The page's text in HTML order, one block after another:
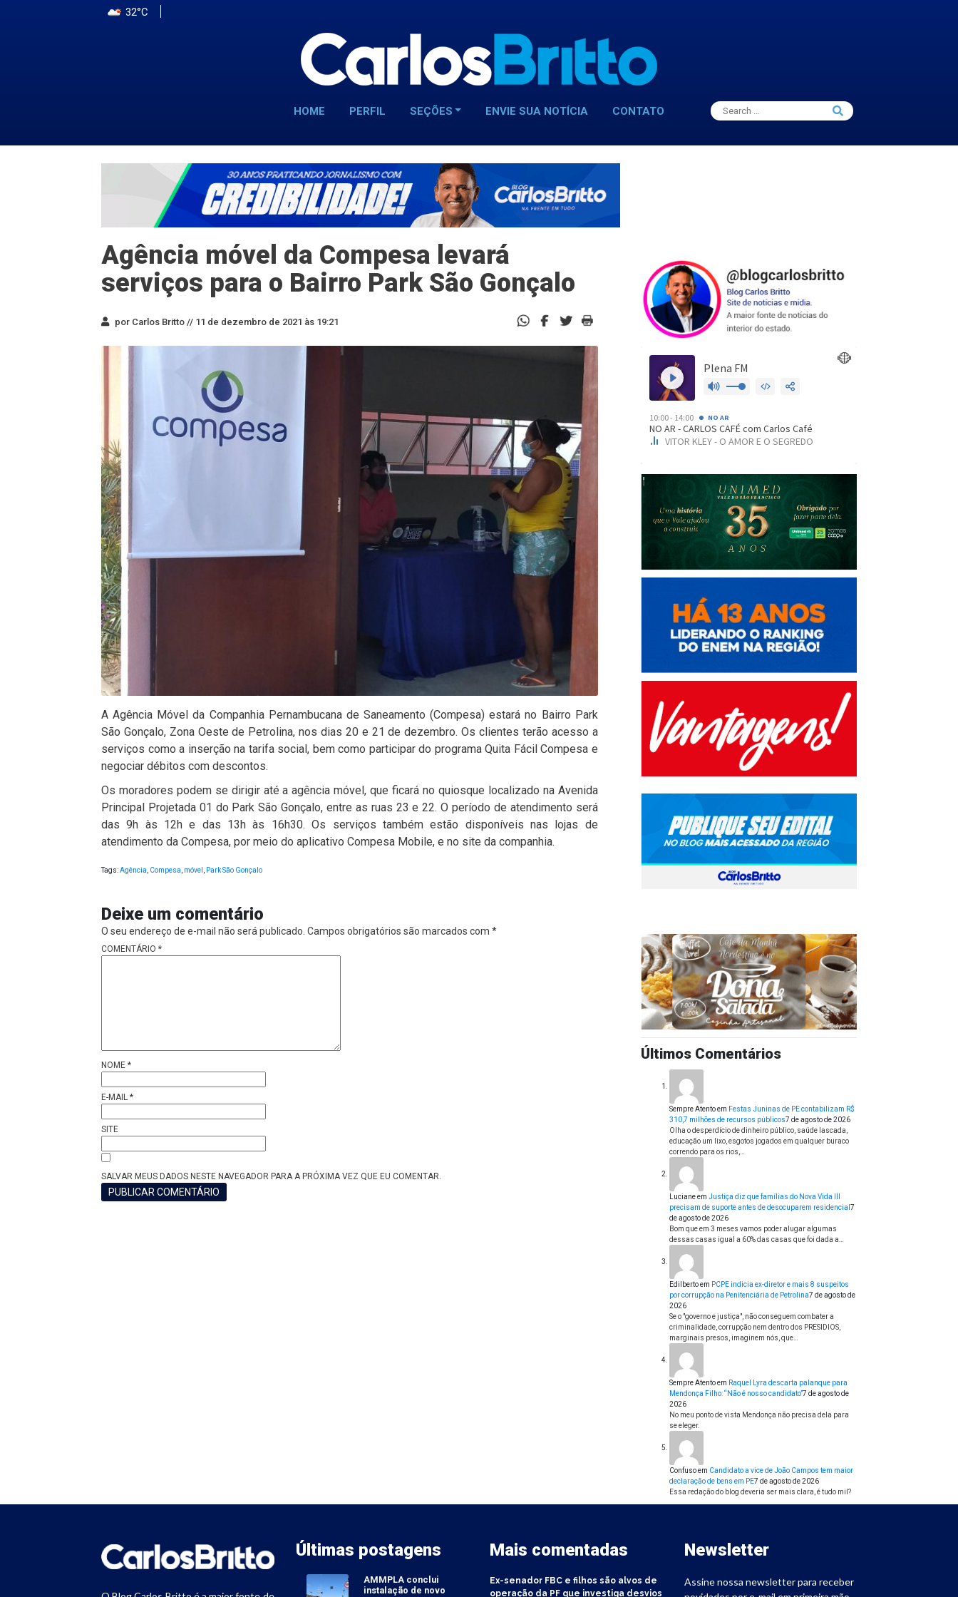
32°C
HOME PERFIL SEÇÕES ENVIE SUA NOTÍCIA CONTATO
Search
for:
Search
Agência móvel da Compesa levará
serviços para o Bairro Park São Gonçalo
por Carlos Britto // 11 de dezembro de 2021 às 19:21
A Agência Móvel da Companhia Pernambucana de Saneamento (Compesa) estará no Bairro Park
São Gonçalo, Zona Oeste de Petrolina, nos dias 20 e 21 de dezembro. Os clientes terão acesso a
serviços como a inserção na tarifa social, bem como participar do programa Quita Fácil Compesa e
negociar débitos com descontos.
Os moradores podem se dirigir até a agência móvel, que ficará no quiosque localizado na Avenida
Principal Projetada 01 do Park São Gonçalo, entre as ruas 23 e 22. O período de atendimento será
das 9h às 12h e das 13h às 16h30. Os serviços também estão disponíveis nas lojas de
atendimento da Compesa, por meio do aplicativo Compesa Mobile, e no site da companhia.
Tags:Agência Compesa móvel Park São Gonçalo
Deixe um comentário
O seu endereço de e-mail não será publicado. Campos obrigatórios são marcados com *
COMENTÁRIO *
NOME *
E-MAIL *
SITE
SALVAR MEUS DADOS NESTE NAVEGADOR PARA A PRÓXIMA VEZ QUE EU COMENTAR.
Últimos Comentários
Sempre Atentoem Festas Juninas de PE contabilizam R$
310,7 milhões de recursos públicos7 de agosto de 2026
Olha o desperdício de dinheiro público, saúde lascada,
educação um lixo, esgotos jogados em qualquer buraco
correndo para os rios,…
Lucianeem Justiça diz que famílias do Nova Vida III
precisam de suporte antes de desocuparem residencial 7
de agosto de 2026
Bom que em 3 meses vamos poder alugar algumas
dessas casas igual a 60% das casas que foi dada a…
Edilbertoem PCPE indicia ex-diretor e mais 8 suspeitos
por corrupção na Penitenciária de Petrolina7 de agosto de
2026
Se o "governo e justiça", não conseguem combater a
criminalidade, corrupção nem dentro dos PRESIDIOS,
marginais presos, imaginem nós, que…
Sempre Atentoem Raquel Lyra descarta palanque para
Mendonça Filho: “Não é nosso candidato”7 de agosto de
2026
No meu ponto de vista Mendonça não precisa dela para
se eleger.
Confusoem Candidato a vice de João Campos tem maior
declaração de bens em PE7 de agosto de 2026
Essa redação do blog deveria ser mais clara, é tudo mil?
Últimas postagens
AMMPLA conclui
instalação de novo
Mais comentadas
Ex-senador FBC e filhos são alvos de
operação da PF que investiga desvios
Newsletter
Assine nossa newsletter para receber